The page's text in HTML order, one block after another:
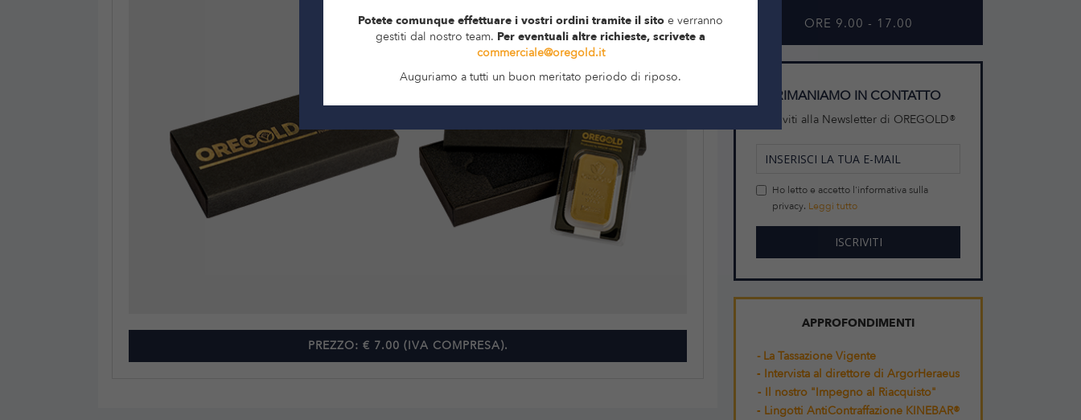
Potete comunque effettuare i vostri ordini tramite il sito e verranno
gestiti dal nostro team. Per eventuali altre richieste, scrivete a
commerciale@oregold.it
Auguriamo a tutti un buon meritato periodo di riposo.
PREZZO: € 7.00 (IVA COMPRESA).
ORE 9.00 - 17.00
RIMANIAMO IN CONTATTO
Iscriviti alla Newsletter di OREGOLD®
Ho letto e accetto l'informativa sulla
privacy. Leggi tutto
APPROFONDIMENTI
- La Tassazione Vigente
- Intervista al direttore di ArgorHeraeus
- Il nostro "Impegno al Riacquisto"
- Lingotti AntiContraffazione KINEBAR®